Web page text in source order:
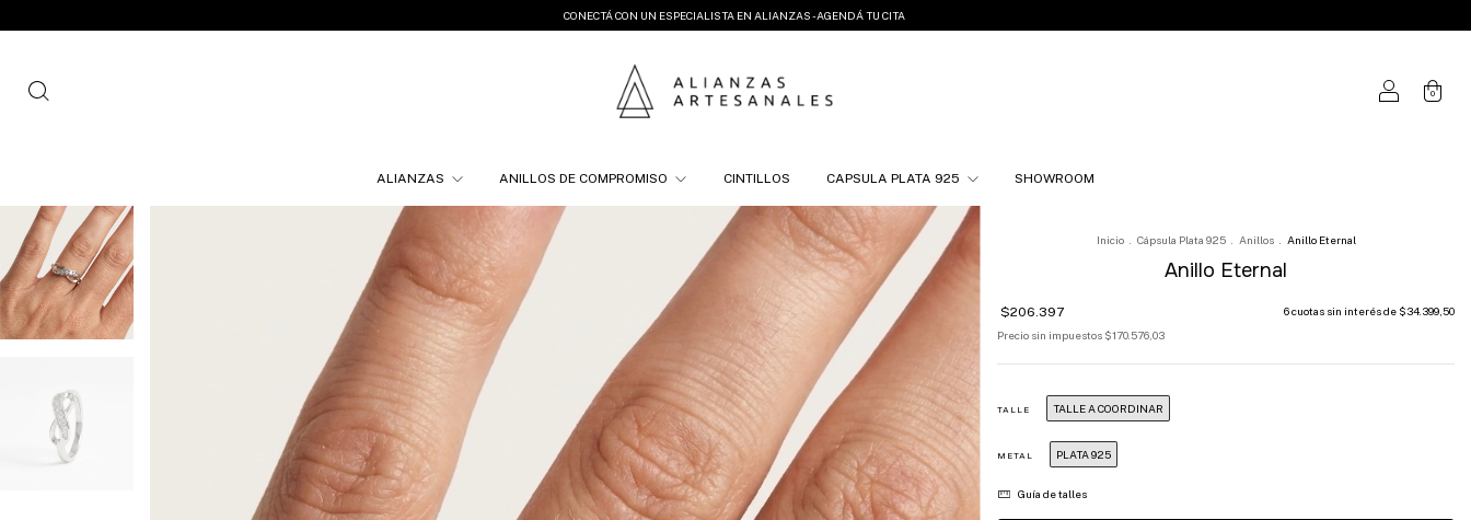
CONECTÁ CON UN ESPECIALISTA EN ALIANZAS - AGENDÁ TU CITA
0
ALIANZAS ANILLOS DE COMPROMISO CINTILLOS CAPSULA PLATA 925 SHOWROOM
Inicio Cápsula Plata 925 Anillos Anillo Eternal
Anillo Eternal
$206.397 6cuotas sin interés de $34.399,50
Precio sin impuestos $170.576,03
TALLE TALLE A COORDINAR
METAL PLATA 925
Guía de talles